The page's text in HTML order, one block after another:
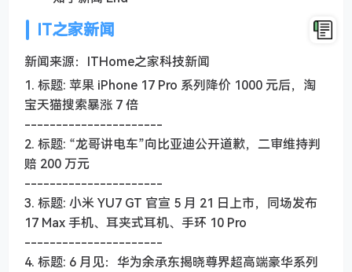
IT之家新闻
新闻来源：ITHome之家科技新闻
1. 标题: 苹果 iPhone 17 Pro 系列降价 1000 元后，淘
宝天猫搜索暴涨 7 倍
----------------------
2. 标题: “龙哥讲电车”向比亚迪公开道歉，二审维持判
赔 200 万元
----------------------
3. 标题: 小米 YU7 GT 官宣 5 月 21 日上市，同场发布
17 Max 手机、耳夹式耳机、手环 10 Pro
----------------------
4. 标题: 6 月见：华为余承东揭晓尊界超高端豪华系列